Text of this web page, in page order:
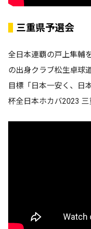
三重県予選会
全日本連覇の戸上隼輔
の出身クラブ松生卓球
目標「日本一安く、日
杯全日本ホカバ2023 三